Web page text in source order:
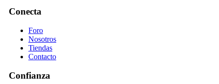
Conecta
Foro
Nosotros
Tiendas
Contacto
Confianza